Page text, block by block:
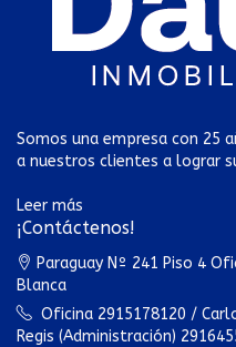
Somos una empresa con 25
a nuestros clientes a lograr
Leer más
¡Contáctenos!
Paraguay Nº 241 Piso 4
Blanca
Oficina 2915178120 /
Regis (Administración)